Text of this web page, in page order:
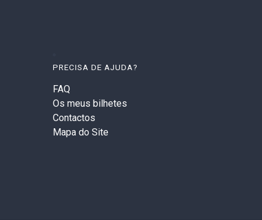
PRECISA DE AJUDA?
FAQ
Os meus bilhetes
Contactos
Mapa do Site